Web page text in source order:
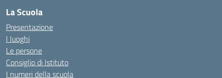
La Scuola
Presentazione
I luoghi
Le persone
Consiglio di Istituto
I numeri della scuola